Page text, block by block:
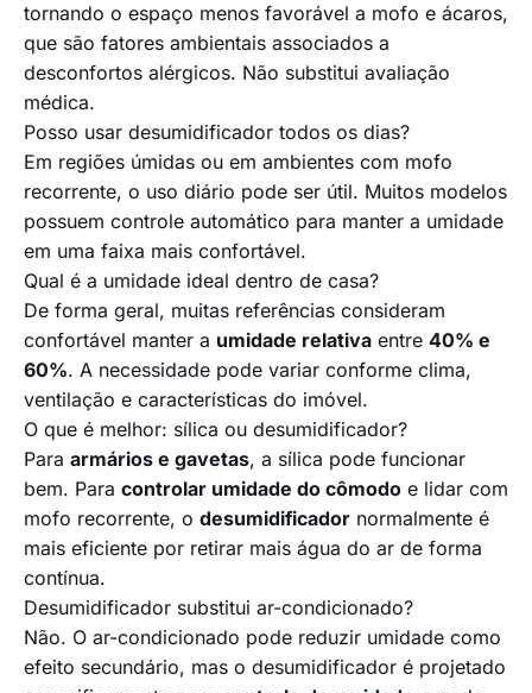
tornando o espaço menos favorável a mofo e ácaros,
que são fatores ambientais associados a
desconfortos alérgicos. Não substitui avaliação
médica.
Posso usar desumidificador todos os dias?
Em regiões úmidas ou em ambientes com mofo
recorrente, o uso diário pode ser útil. Muitos modelos
possuem controle automático para manter a umidade
em uma faixa mais confortável.
Qual é a umidade ideal dentro de casa?
De forma geral, muitas referências consideram
confortável manter a umidade relativa entre 40% e
60%. A necessidade pode variar conforme clima,
ventilação e características do imóvel.
O que é melhor: sílica ou desumidificador?
Para armários e gavetas, a sílica pode funcionar
bem. Para controlar umidade do cômodo e lidar com
mofo recorrente, o desumidificador normalmente é
mais eficiente por retirar mais água do ar de forma
contínua.
Desumidificador substitui ar-condicionado?
Não. O ar-condicionado pode reduzir umidade como
efeito secundário, mas o desumidificador é projetado